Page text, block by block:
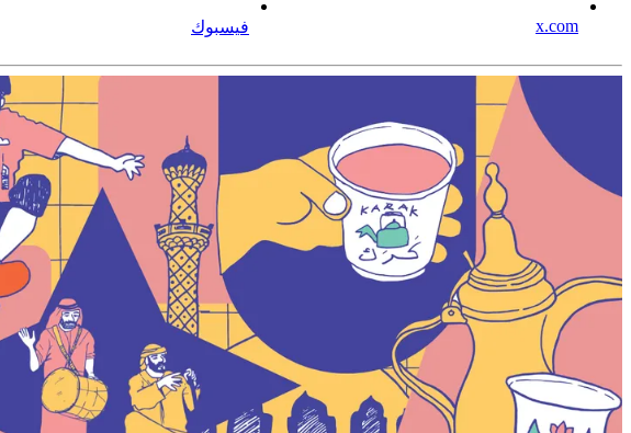
x.com فيسبوك